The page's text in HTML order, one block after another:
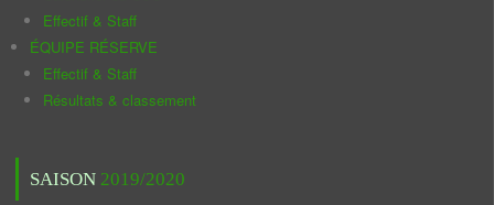
Effectif & Staff
ÉQUIPE RÉSERVE
Effectif & Staff
Résultats & classement
SAISON 2019/2020